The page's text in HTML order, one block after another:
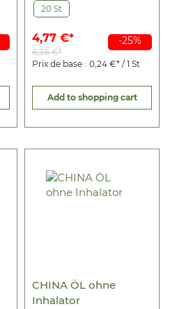
-25%
20 St
4,77 €*
6,38 €*
Prix de base : 0,24 €* / 1 St
Add to shopping cart
CHINA ÖL ohne
Inhalator